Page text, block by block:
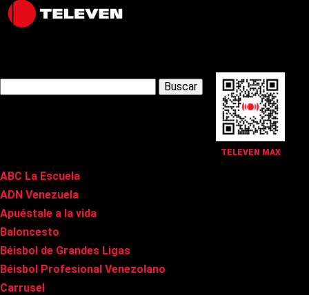
TELEVEN MAX
Latest Posts
ABC La Escuela
ADN Venezuela
Apuéstale a la vida
Baloncesto
Béisbol de Grandes Ligas
Béisbol Profesional Venezolano
Carrusel